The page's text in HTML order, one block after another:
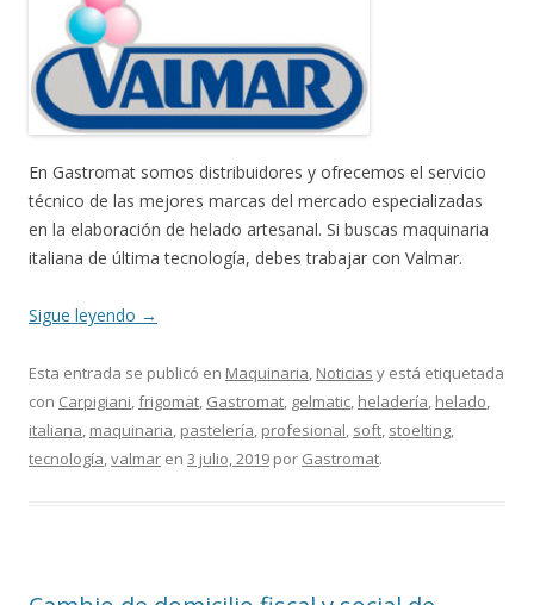
En Gastromat somos distribuidores y ofrecemos el servicio
técnico de las mejores marcas del mercado especializadas
en la elaboración de helado artesanal. Si buscas maquinaria
italiana de última tecnología, debes trabajar con Valmar.
Sigue leyendo →
Esta entrada se publicó en Maquinaria, Noticias y está etiquetada
con Carpigiani,frigomat, Gastromat, gelmatic, heladería, helado,
italiana, maquinaria, pastelería, profesional, soft, stoelting,
tecnología,valmar en 3 julio, 2019 por Gastromat.